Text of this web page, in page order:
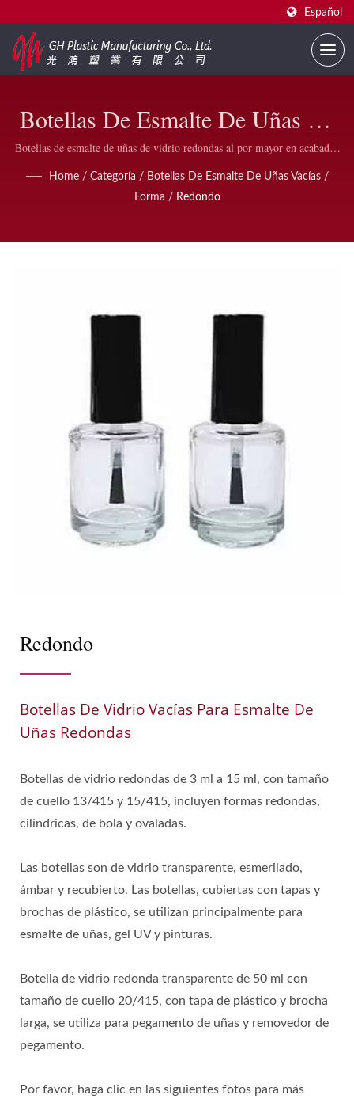
Español
Botellas De Esmalte De Uñas De
Vidrio Redondas Vacías – De 3ml
A 50ml Con Tapas Y Pinceles
Botellas de esmalte de uñas de vidrio redondas al por mayor en acabados
de 3ml a 15ml con tamaños de cuello de 13/415 y 15/415, y 50ml para
pegamento de uñas, completas con tapas de plástico y brochas para
Home / Categoría / Botellas De Esmalte De Uñas Vacías /
Forma / Redondo
Redondo
Botellas De Vidrio Vacías Para Esmalte De
Uñas Redondas
Botellas de vidrio redondas de 3 ml a 15 ml, con tamaño
de cuello 13/415 y 15/415, incluyen formas redondas,
cilíndricas, de bola y ovaladas.
Las botellas son de vidrio transparente, esmerilado,
ámbar y recubierto. Las botellas, cubiertas con tapas y
brochas de plástico, se utilizan principalmente para
esmalte de uñas, gel UV y pinturas.
Botella de vidrio redonda transparente de 50 ml con
tamaño de cuello 20/415, con tapa de plástico y brocha
larga, se utiliza para pegamento de uñas y removedor de
pegamento.
Por favor, haga clic en las siguientes fotos para más